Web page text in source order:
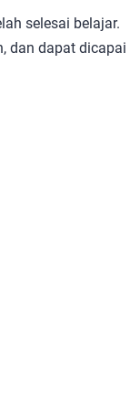
selesai belajar.
dan dapat dicapai